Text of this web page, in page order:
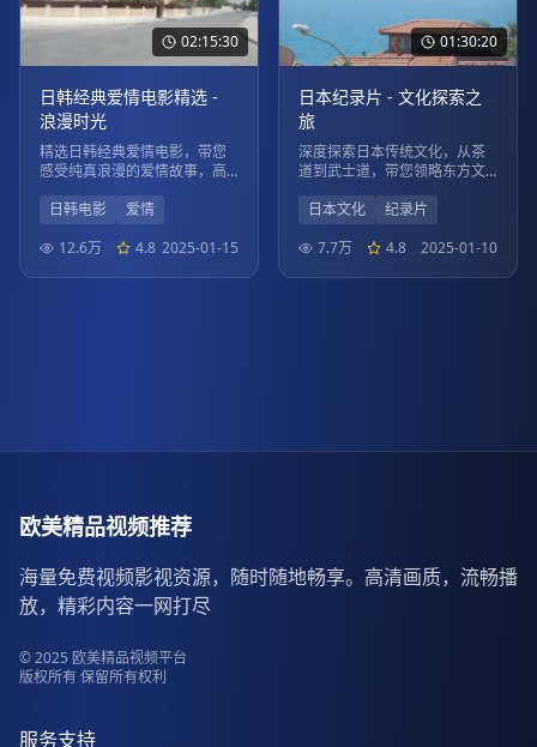
02:15:30
日韩经典爱情电影精选 -
浪漫时光
精选日韩经典爱情电影，带您
感受纯真浪漫的爱情故事，高
日韩电影
爱情
12.6万
4.8 2025-01-15
01:30:20
日本纪录片 - 文化探索之
旅
深度探索日本传统文化，从茶
道到武士道，带您领略东方文
日本文化
纪录片
7.7万
4.8 2025-01-10
欧美精品视频推荐
海量免费视频影视资源，随时随地畅享。高清画质，流畅播
放，精彩内容一网打尽
© 2025 欧美精品视频平台
版权所有 保留所有权利
服务支持